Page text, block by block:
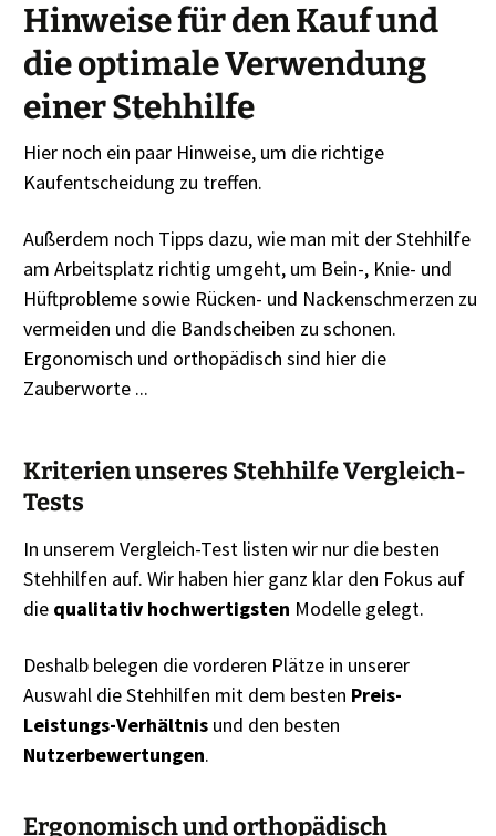
Hinweise für den Kauf und
die optimale Verwendung
einer Stehhilfe
Hier noch ein paar Hinweise, um die richtige
Kaufentscheidung zu treffen.
Außerdem noch Tipps dazu, wie man mit der Stehhilfe
am Arbeitsplatz richtig umgeht, um Bein-, Knie- und
Hüftprobleme sowie Rücken- und Nackenschmerzen zu
vermeiden und die Bandscheiben zu schonen.
Ergonomisch und orthopädisch sind hier die
Zauberworte ...
Kriterien unseres Stehhilfe Vergleich-
Tests
In unserem Vergleich-Test listen wir nur die besten
Stehhilfen auf. Wir haben hier ganz klar den Fokus auf
die qualitativ hochwertigsten Modelle gelegt.
Deshalb belegen die vorderen Plätze in unserer
Auswahl die Stehhilfen mit dem besten Preis-
Leistungs-Verhältnis und den besten
Nutzerbewertungen.
Ergonomisch und orthopädisch